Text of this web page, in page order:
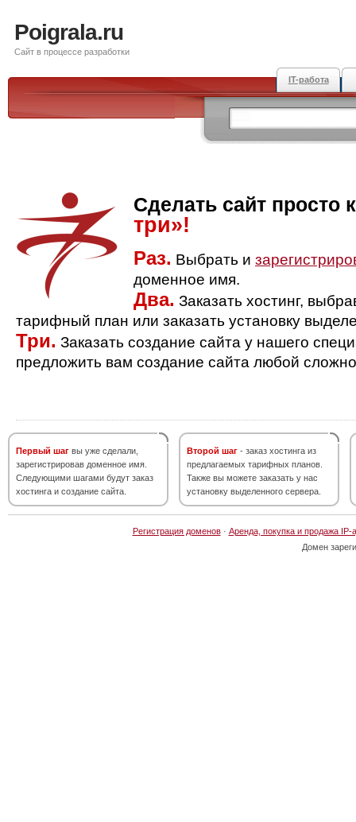
Poigrala.ru
Сайт в процессе разработки
IT-работа
Сделать сайт просто
три»!
Раз. Выбрать и
доменное имя.
Два. Заказать хостинг,
тарифный план или заказать установку
Три. Заказать создание сайта у нашего
предложить вам создание сайта любой
Первый шаг вы уже сделали,
зарегистрировав доменное имя.
Следующими шагами будут заказ
хостинга и создание сайта.
Второй шаг - заказ хостинга из
предлагаемых тарифных планов.
Также вы можете заказать у нас
установку выделенного сервера.
Регистрация доменов· Аренда, покупка и продажа IP-
Домен